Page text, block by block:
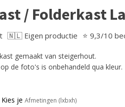
/ Folderkast
🇳🇱 Eigen productie ⭐ 9,3/10
gemaakt van steigerhout.
de foto's is onbehandeld qua kleur.
Kies je Afmetingen (lxbxh)